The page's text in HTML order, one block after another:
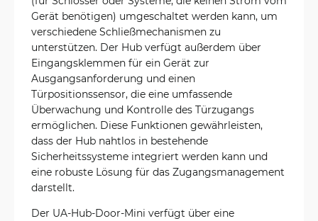
Gerät benötigen) umgeschaltet werden kann, um
verschiedene Schließmechanismen zu
unterstützen. Der Hub verfügt außerdem über
Eingangsklemmen für ein Gerät zur
Ausgangsanforderung und einen
Türpositionssensor, die eine umfassende
Überwachung und Kontrolle des Türzugangs
ermöglichen. Diese Funktionen gewährleisten,
dass der Hub nahtlos in bestehende
Sicherheitssysteme integriert werden kann und
eine robuste Lösung für das Zugangsmanagement
darstellt.
Der UA-Hub-Door-Mini verfügt über eine